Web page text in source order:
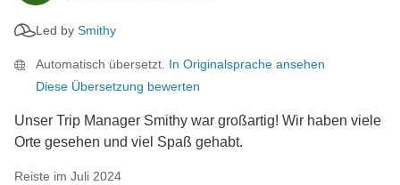
Led by Smithy
Automatisch übersetzt. In Originalsprache ansehen
Diese Übersetzung bewerten
Unser Trip Manager Smithy war großartig! Wir haben viele
Orte gesehen und viel Spaß gehabt.
Reiste im Juli 2024